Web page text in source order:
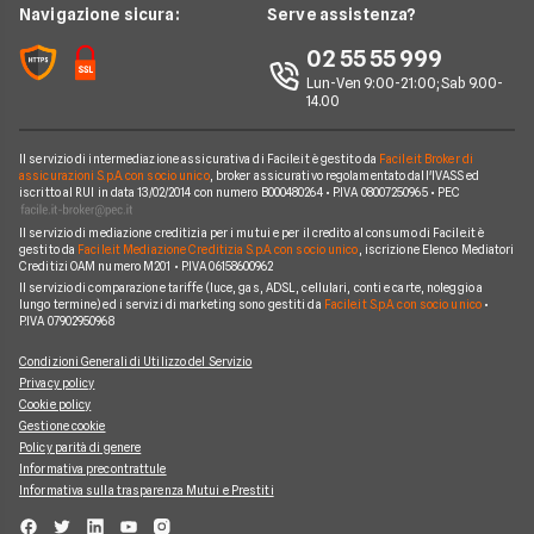
News
Chi siamo
Perché scegliere Facile.it
Mappa del sito
Wind Tre
Aruba
Eolo
Operatori Internet Casa
Notizie internet casa
Domande frequenti internet casa
Navigazione sicura: Serve assistenza?
02 55 55 999
Lun-Ven 9:00-21:00; Sab 9.00-
14.00
Il servizio di intermediazione assicurativa di Facile.it è gestito da Facile.it Broker di
assicurazioni S.p.A. con socio unico, broker assicurativo regolamentato dall'IVASS ed
iscritto al RUI in data 13/02/2014 con numero B000480264 • P.IVA 08007250965 • PEC
Il servizio di mediazione creditizia per i mutui e per il credito al consumo di Facile.it è
gestito da Facile.it Mediazione Creditizia S.p.A. con socio unico , iscrizione Elenco Mediatori
Creditizi OAM numero M201 • P.IVA 06158600962
Il servizio di comparazione tariffe (luce, gas, ADSL, cellulari, conti e carte, noleggio a
lungo termine) ed i servizi di marketing sono gestiti da Facile.it S.p.A. con socio unico•
P.IVA 07902950968
Condizioni Generali di Utilizzo del Servizio
Privacy policy
Cookie policy
Gestione cookie
Policy parità di genere
Informativa precontrattule
Informativa sulla trasparenza Mutui e Prestiti